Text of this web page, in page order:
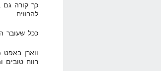
כך קורה גם
להרוויח.
ככל שעובר
ווארן
רווח